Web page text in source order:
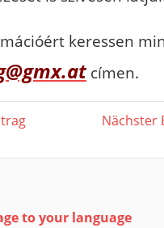
keressen
címen.
Nächster
Nächster
to your language